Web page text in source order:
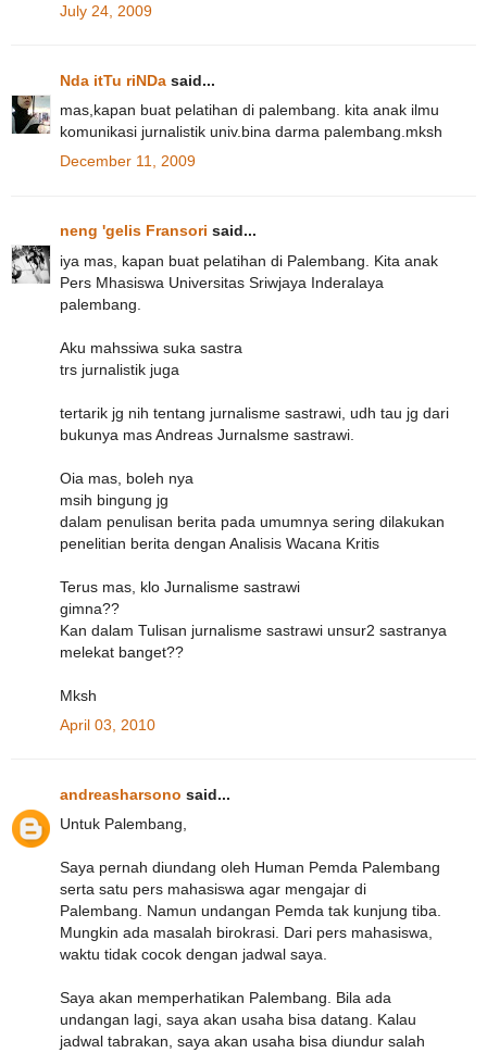
July 24, 2009
Nda itTu riNDa said...
mas,kapan buat pelatihan di palembang. kita anak ilmu
komunikasi jurnalistik univ.bina darma palembang.mksh
December 11, 2009
neng 'gelis Fransori said...
iya mas, kapan buat pelatihan di Palembang. Kita anak
Pers Mhasiswa Universitas Sriwjaya Inderalaya
palembang.
Aku mahssiwa suka sastra
trs jurnalistik juga
tertarik jg nih tentang jurnalisme sastrawi, udh tau jg dari
bukunya mas Andreas Jurnalsme sastrawi.
Oia mas, boleh nya
msih bingung jg
dalam penulisan berita pada umumnya sering dilakukan
penelitian berita dengan Analisis Wacana Kritis
Terus mas, klo Jurnalisme sastrawi
gimna??
Kan dalam Tulisan jurnalisme sastrawi unsur2 sastranya
melekat banget??
Mksh
April 03, 2010
andreasharsono said...
Untuk Palembang,
Saya pernah diundang oleh Human Pemda Palembang
serta satu pers mahasiswa agar mengajar di
Palembang. Namun undangan Pemda tak kunjung tiba.
Mungkin ada masalah birokrasi. Dari pers mahasiswa,
waktu tidak cocok dengan jadwal saya.
Saya akan memperhatikan Palembang. Bila ada
undangan lagi, saya akan usaha bisa datang. Kalau
jadwal tabrakan, saya akan usaha bisa diundur salah